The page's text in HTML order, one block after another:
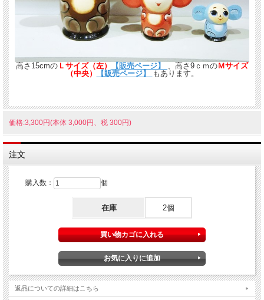
高さ15cmの Ｌサイズ（左） 【販売ページ】 、高さ9ｃｍのＭサイズ
（中央）
【販売ページ】 もあります。
価格:3,300円(本体 3,000円、税 300円)
注文
購入数： 個
在庫 2個
返品についての詳細はこちら